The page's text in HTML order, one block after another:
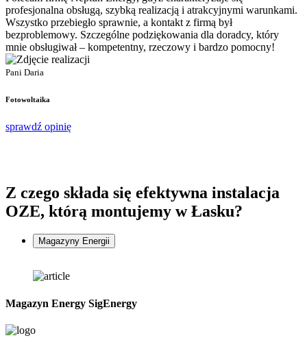
profesjonalna obsługą, szybką realizacją i atrakcyjnymi warunkami.
Wszystko przebiegło sprawnie, a kontakt z firmą był
bezproblemowy. Szczególne podziękowania dla doradcy, który
mnie obsługiwał – kompetentny, rzeczowy i bardzo pomocny!
Pani Daria
Fotowoltaika
sprawdź opinię
Z czego składa się efektywna instalacja
OZE, którą montujemy w Łasku?
Magazyny Energii
Magazyn Energy SigEnergy